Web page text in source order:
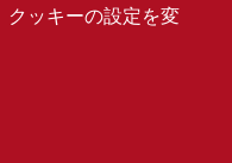
クッキーの設定を変